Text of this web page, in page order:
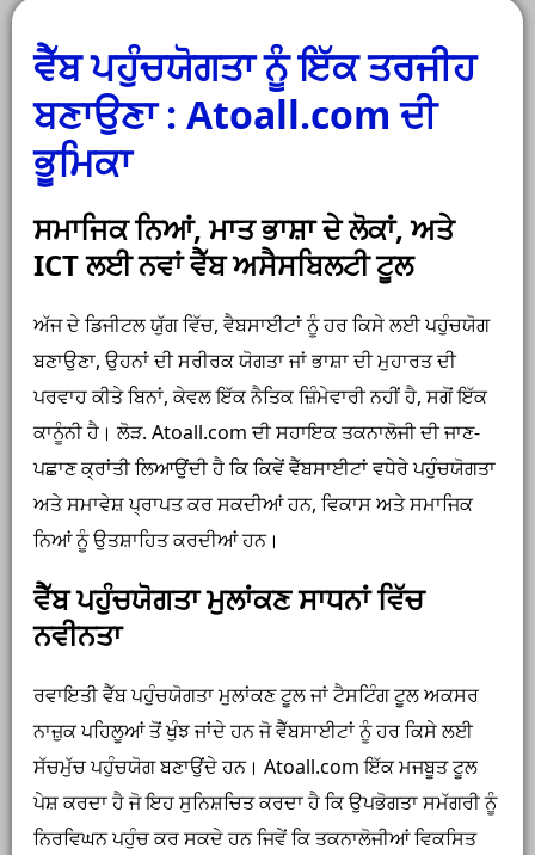
ਵੈੱਬ ਪਹੁੰਚਯੋਗਤਾ ਨੂੰ ਇੱਕ ਤਰਜੀਹ
ਬਣਾਉਣਾ : Atoall.com ਦੀ
ਭੂਮਿਕਾ
ਸਮਾਜਿਕ ਨਿਆਂ, ਮਾਤ ਭਾਸ਼ਾ ਦੇ ਲੋਕਾਂ, ਅਤੇ
ICT ਲਈ ਨਵਾਂ ਵੈੱਬ ਅਸੈਸਬਿਲਟੀ ਟੂਲ
ਅੱਜ ਦੇ ਡਿਜੀਟਲ ਯੁੱਗ ਵਿੱਚ, ਵੈਬਸਾਈਟਾਂ ਨੂੰ ਹਰ ਕਿਸੇ ਲਈ ਪਹੁੰਚਯੋਗ
ਬਣਾਉਣਾ, ਉਹਨਾਂ ਦੀ ਸਰੀਰਕ ਯੋਗਤਾ ਜਾਂ ਭਾਸ਼ਾ ਦੀ ਮੁਹਾਰਤ ਦੀ
ਪਰਵਾਹ ਕੀਤੇ ਬਿਨਾਂ, ਕੇਵਲ ਇੱਕ ਨੈਤਿਕ ਜ਼ਿੰਮੇਵਾਰੀ ਨਹੀਂ ਹੈ, ਸਗੋਂ ਇੱਕ
ਕਾਨੂੰਨੀ ਹੈ। ਲੋੜ. Atoall.com ਦੀ ਸਹਾਇਕ ਤਕਨਾਲੋਜੀ ਦੀ ਜਾਣ-
ਪਛਾਣ ਕ੍ਰਾਂਤੀ ਲਿਆਉਂਦੀ ਹੈ ਕਿ ਕਿਵੇਂ ਵੈੱਬਸਾਈਟਾਂ ਵਧੇਰੇ ਪਹੁੰਚਯੋਗਤਾ
ਅਤੇ ਸਮਾਵੇਸ਼ ਪ੍ਰਾਪਤ ਕਰ ਸਕਦੀਆਂ ਹਨ, ਵਿਕਾਸ ਅਤੇ ਸਮਾਜਿਕ
ਨਿਆਂ ਨੂੰ ਉਤਸ਼ਾਹਿਤ ਕਰਦੀਆਂ ਹਨ।
ਵੈੱਬ ਪਹੁੰਚਯੋਗਤਾ ਮੁਲਾਂਕਣ ਸਾਧਨਾਂ ਵਿੱਚ
ਨਵੀਨਤਾ
ਰਵਾਇਤੀ ਵੈੱਬ ਪਹੁੰਚਯੋਗਤਾ ਮੁਲਾਂਕਣ ਟੂਲ ਜਾਂ ਟੈਸਟਿੰਗ ਟੂਲ ਅਕਸਰ
ਨਾਜ਼ੁਕ ਪਹਿਲੂਆਂ ਤੋਂ ਖੁੰਝ ਜਾਂਦੇ ਹਨ ਜੋ ਵੈੱਬਸਾਈਟਾਂ ਨੂੰ ਹਰ ਕਿਸੇ ਲਈ
ਸੱਚਮੁੱਚ ਪਹੁੰਚਯੋਗ ਬਣਾਉਂਦੇ ਹਨ। Atoall.com ਇੱਕ ਮਜਬੂਤ ਟੂਲ
ਪੇਸ਼ ਕਰਦਾ ਹੈ ਜੋ ਇਹ ਸੁਨਿਸ਼ਚਿਤ ਕਰਦਾ ਹੈ ਕਿ ਉਪਭੋਗਤਾ ਸਮੱਗਰੀ ਨੂੰ
ਨਿਰਵਿਘਨ ਪਹੁੰਚ ਕਰ ਸਕਦੇ ਹਨ ਜਿਵੇਂ ਕਿ ਤਕਨਾਲੋਜੀਆਂ ਵਿਕਸਿਤ